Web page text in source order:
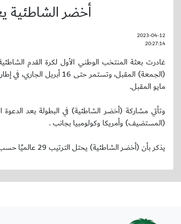
أخضر الشاطئية
2023-04-12
20:27:14
مايو المقبل.
وتأتي مشاركة (أخضر الشاطئية) في البطولة بعد
(المستضيف) وأمريكا وكولومبيا بجانب .
يذكر بأن (أخضر الشاطئية) يحتل الترتيب 29 عالميًا حسب تصنيف الاتحاد الدولي لكرة القدم الشاطئية الذي أصدره موخرًا عن الربع الأول لعام 2023.